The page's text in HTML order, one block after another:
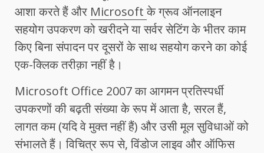
आशा करते हैं और Microsoftके ग्रूव ऑनलाइन
सहयोग उपकरण को खरीदने या सर्वर सेटिंग के भीतर काम
किए बिना संपादन पर दूसरों के साथ सहयोग करने का कोई
एक-क्लिक तरीक़ा नहीं है।
Microsoft Office 2007 का आगमन प्रतिस्पर्धी
उपकरणों की बढ़ती संख्या के रूप में आता है, सरल हैं,
लागत कम (यदि वे मुक्त नहीं हैं) और उसी मूल सुविधाओं को
संभालते हैं। विचित्र रूप से, विंडोज लाइव और ऑफिस